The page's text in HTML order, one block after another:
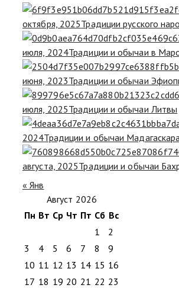
октября, 2025Традиции русского
июля, 2024Традиции и обычаи в
июня, 2023Традиции и обычаи
июля, 2025Традиции и обычаи Литвы
2024Традиции и обычаи Мадагаскара
августа, 2025Традиции и обычаи
« Янв
Август 2026
Пн Вт Ср Чт Пт Сб Вс
1
2
3
4 5 6 7 8
9
10 11 12 13 14 15 16
17 18 19 20 21 22 23